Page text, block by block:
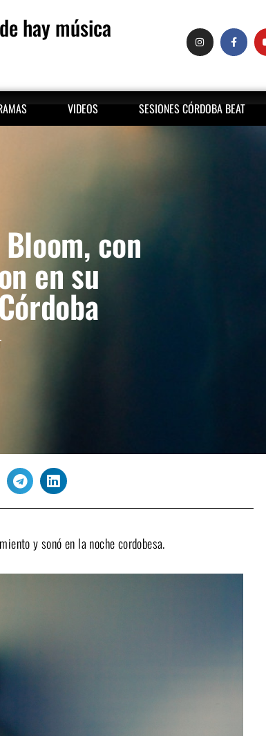
hay música
VIDEOS SESIONES CÓRDOBA BEAT
con
en su
y sonó en la noche cordobesa.